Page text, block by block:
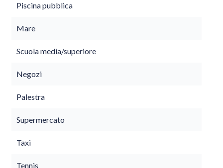
Piscina pubblica
Mare
Scuola media/superiore
Negozi
Palestra
Supermercato
Taxi
Tennis